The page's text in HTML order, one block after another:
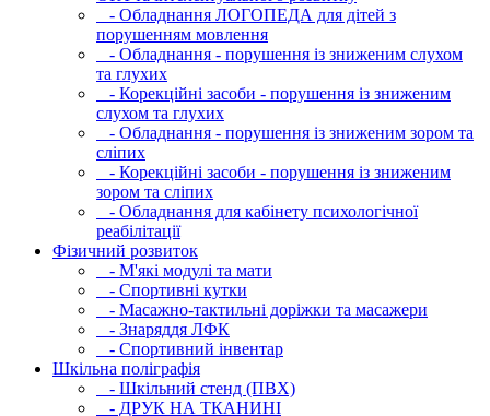
- Обладнання ЛОГОПЕДА для дітей з
порушенням мовлення
- Обладнання - порушення із зниженим слухом
та глухих
- Корекційні засоби - порушення із зниженим
слухом та глухих
- Обладнання - порушення із зниженим зором та
сліпих
- Корекційні засоби - порушення із зниженим
зором та сліпих
- Обладнання для кабінету психологічної
реабілітації
Фізичний розвиток
- М'які модулi та мати
- Спортивні кутки
- Масажно-тактильні доріжки та масажери
- Знаряддя ЛФК
- Спортивний інвентар
Шкільна поліграфія
- Шкільний стенд (ПВХ)
- ДРУК НА ТКАНИНІ